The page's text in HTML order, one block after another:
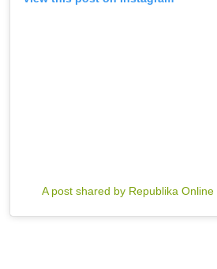
A post shared by Republika